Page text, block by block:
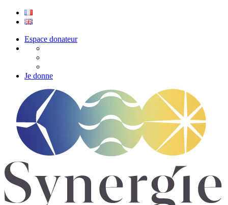
Espace donateur
Je donne